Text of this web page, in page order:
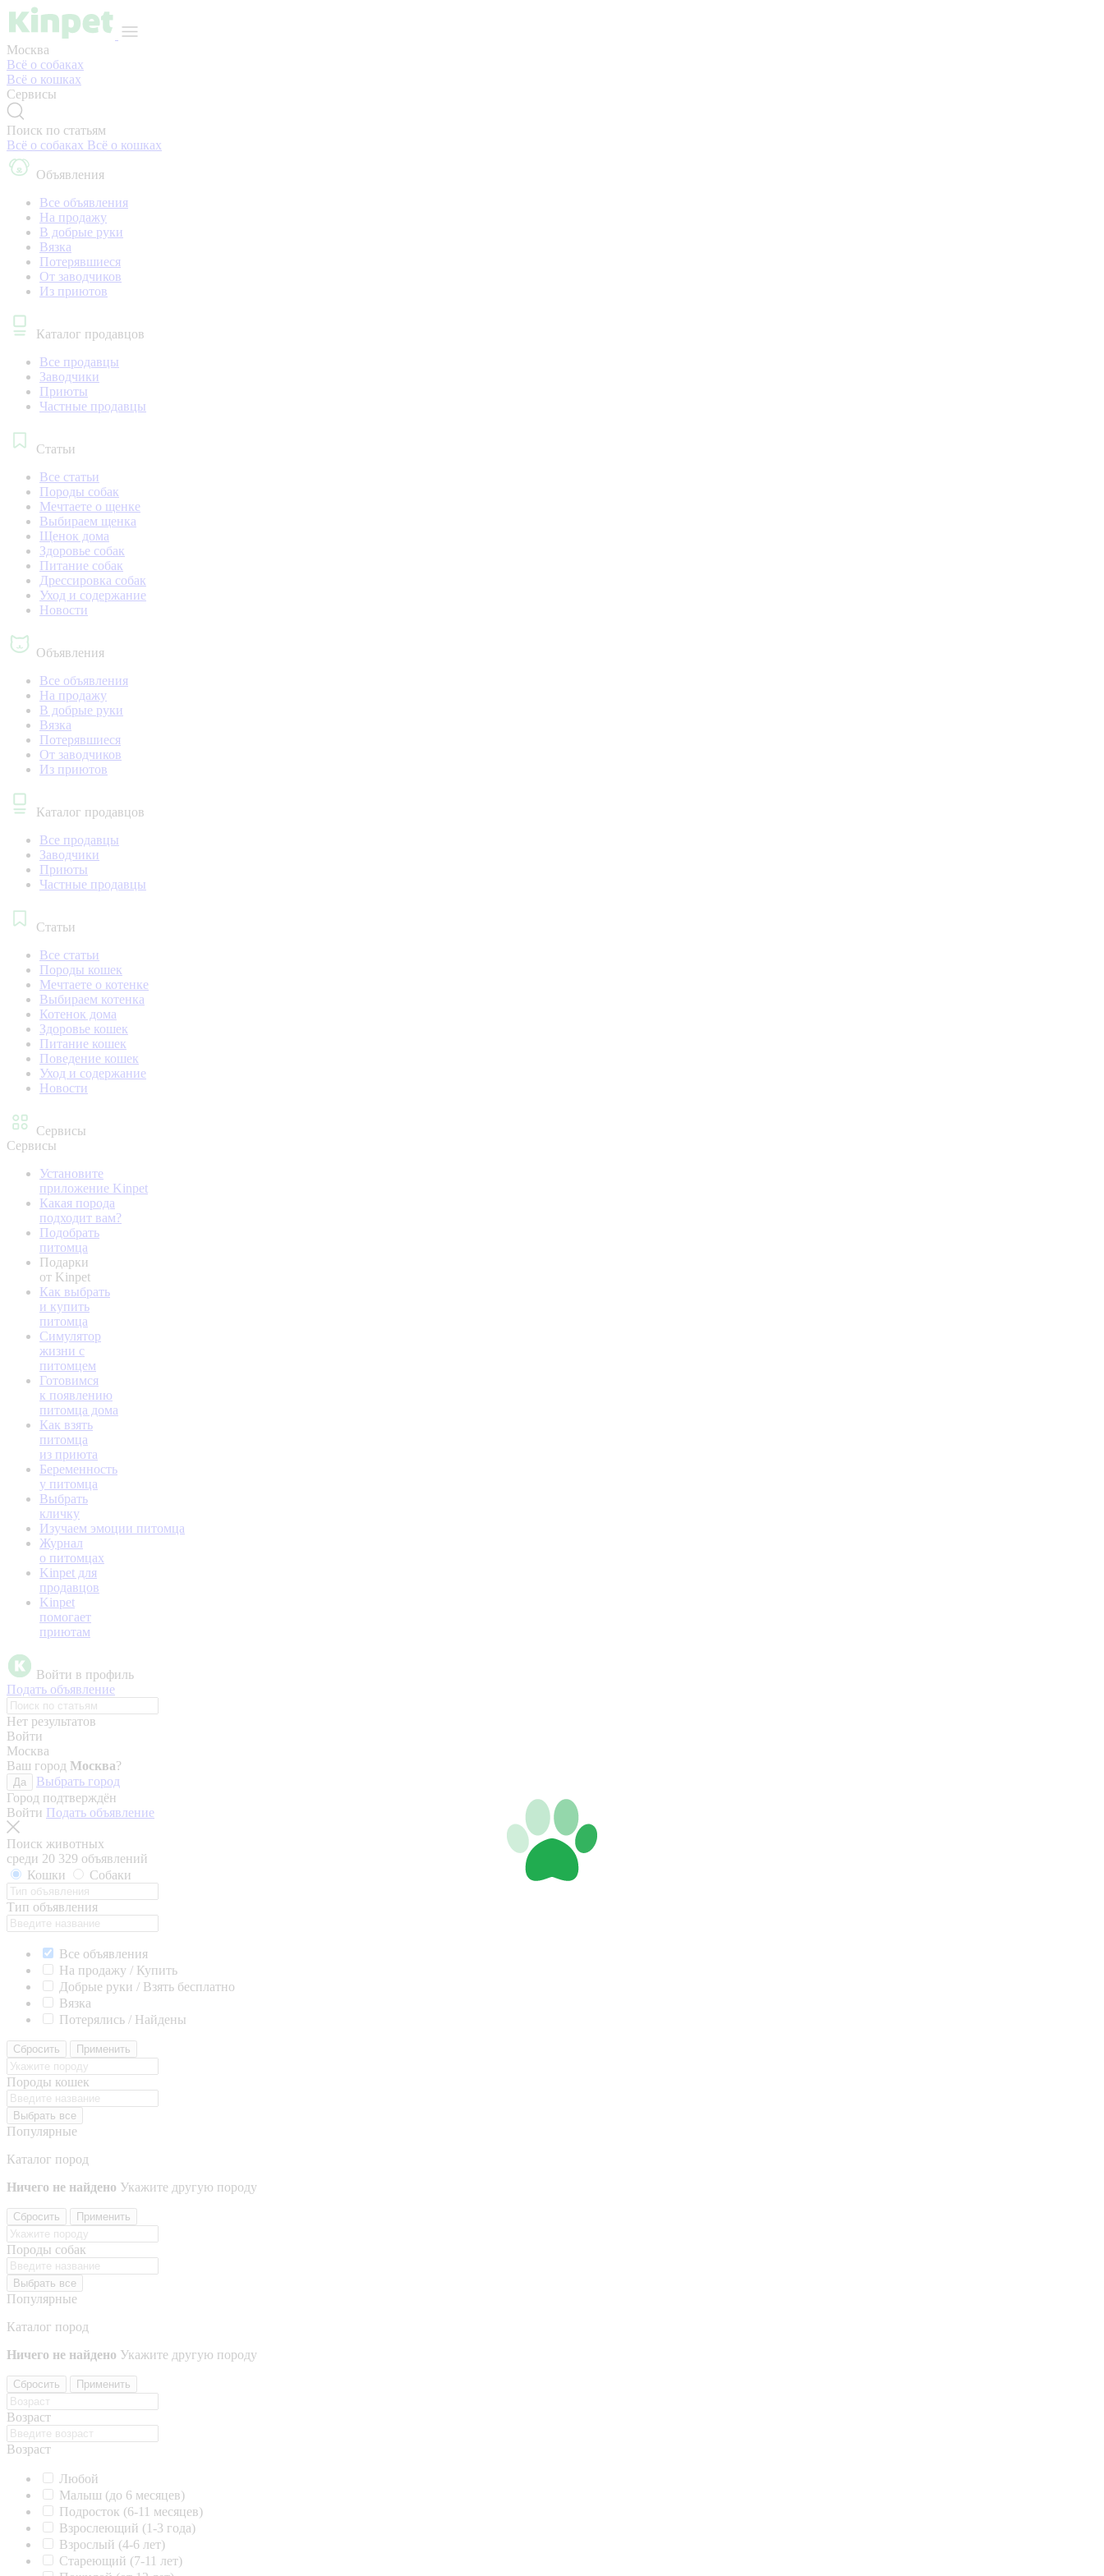
Москва
Всё о собаках
Всё о кошках
Сервисы
Поиск по статьям
Всё о собаках Всё о кошках
Объявления
Все объявления
На продажу
В добрые руки
Вязка
Потерявшиеся
От заводчиков
Из приютов
Каталог продавцов
Все продавцы
Заводчики
Приюты
Частные продавцы
Статьи
Все статьи
Породы собак
Мечтаете о щенке
Выбираем щенка
Щенок дома
Здоровье собак
Питание собак
Дрессировка собак
Уход и содержание
Новости
Объявления
Все объявления
На продажу
В добрые руки
Вязка
Потерявшиеся
От заводчиков
Из приютов
Каталог продавцов
Все продавцы
Заводчики
Приюты
Частные продавцы
Статьи
Все статьи
Породы кошек
Мечтаете о котенке
Выбираем котенка
Котенок дома
Здоровье кошек
Питание кошек
Поведение кошек
Уход и содержание
Новости
Сервисы
Сервисы
Установите
приложение Kinpet
Какая порода
подходит вам?
Подобрать
питомца
Подарки
от Kinpet
Как выбрать
и купить
питомца
Симулятор
жизни с
питомцем
Готовимся
к появлению
питомца дома
Как взять
питомца
из приюта
Беременность
у питомца
Выбрать
кличку
Изучаем эмоции питомца
Журнал
о питомцах
Kinpet для
продавцов
Kinpet
помогает
приютам
Войти в профиль
Подать объявление
Нет результатов
Войти
Москва
Ваш город Москва?
Да
Выбрать город
Город подтверждён
Войти Подать объявление
Поиск животных
среди 20 329 объявлений
Кошки
Собаки
Тип объявления
Все объявления
На продажу / Купить
Добрые руки / Взять бесплатно
Вязка
Потерялись / Найдены
Сбросить Применить
Породы кошек
Выбрать все
Популярные
Каталог пород
Ничего не найдено Укажите другую породу
Сбросить Применить
Породы собак
Выбрать все
Популярные
Каталог пород
Ничего не найдено Укажите другую породу
Сбросить Применить
Возраст
Возраст
Любой
Малыш (до 6 месяцев)
Подросток (6-11 месяцев)
Взрослеющий (1-3 года)
Взрослый (4-6 лет)
Стареющий (7-11 лет)